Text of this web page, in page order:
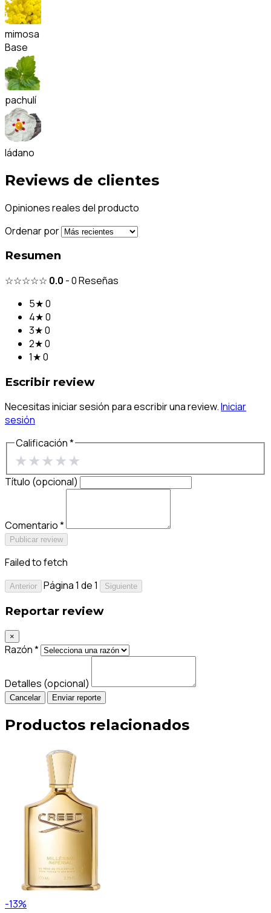
mimosa
Base
pachulí
ládano
Reviews de clientes
Opiniones reales del producto
Ordenar por
Resumen
☆☆☆☆☆ 0.0 -0Reseñas
5★0
4★0
3★0
2★0
1★0
Escribir review
Necesitas iniciar sesión para escribir una review.Iniciar
sesión
Calificación *
★★★★★
Título (opcional)
Comentario *
Publicar review
Failed to fetch
Anterior Página 1 de 1 Siguiente
Reportar review
×
Razón *
Detalles (opcional)
Cancelar Enviar reporte
Productos relacionados
-13%